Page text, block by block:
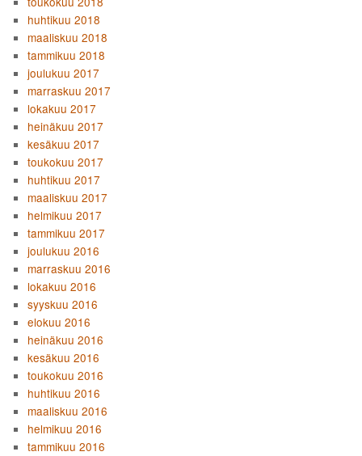
huhtikuu 2018
maaliskuu 2018
tammikuu 2018
joulukuu 2017
marraskuu 2017
lokakuu 2017
heinäkuu 2017
kesäkuu 2017
toukokuu 2017
huhtikuu 2017
maaliskuu 2017
helmikuu 2017
tammikuu 2017
joulukuu 2016
marraskuu 2016
lokakuu 2016
syyskuu 2016
elokuu 2016
heinäkuu 2016
kesäkuu 2016
toukokuu 2016
huhtikuu 2016
maaliskuu 2016
helmikuu 2016
tammikuu 2016